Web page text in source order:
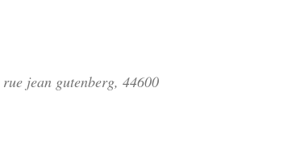
rue jean gutenberg, 44600